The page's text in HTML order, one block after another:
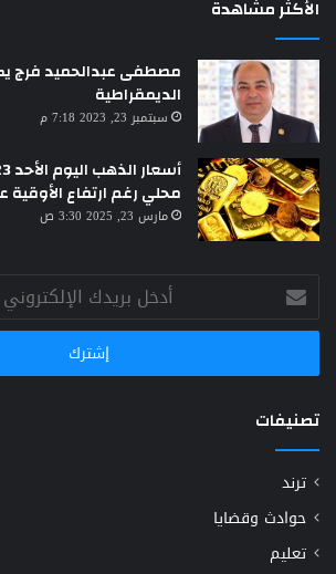
الأكثر مشاهدة
مصطفى عبدالحميد فرج
الديمقراطية
سبتمبر 23, 2023 7:18 م
محلي رغم ارتفاع الأوقية
مارس 23, 2025 3:30 ص
أدخل
بريدك
الإلكتروني
تصنيفات
ترند
حوادث وقضايا
تعليم